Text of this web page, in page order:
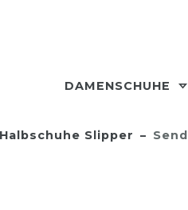
DAMENSCHUHE
Halbschuhe Slipper